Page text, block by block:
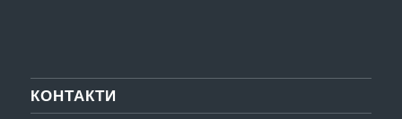
КОНТАКТИ